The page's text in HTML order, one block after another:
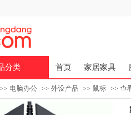
分类 首页 家居家具
电脑办公 >> 外设产品 >> 鼠标 >> 查